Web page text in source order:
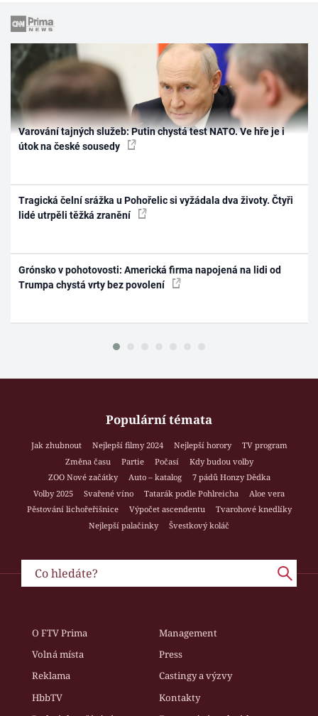
Varování tajných služeb: Putin chystá test NATO. Ve hře je i
útok na české sousedy
Tragická čelní srážka u Pohořelic si vyžádala dva životy. Čtyři
lidé utrpěli těžká zranění
Grónsko v pohotovosti: Americká firma napojená na lidi od
Trumpa chystá vrty bez povolení
Populární témata
Jak zhubnout Nejlepší filmy 2024 Nejlepší horory
TV program
Změna času
Partie Počasí
Kdy budou volby
ZOO Nové začátky
Auto – katalog
7 pádů Honzy Dědka
Volby 2025
Svařené víno Tatarák podle Pohlreicha
Aloe vera
Pěstování lichořeřišnice
Výpočet ascendentu
Tvarohové knedlíky
Nejlepší palačinky
Švestkový koláč
O FTV Prima
Management
Volná místa
Press
Reklama
Castingy a výzvy
HbbTV
Kontakty